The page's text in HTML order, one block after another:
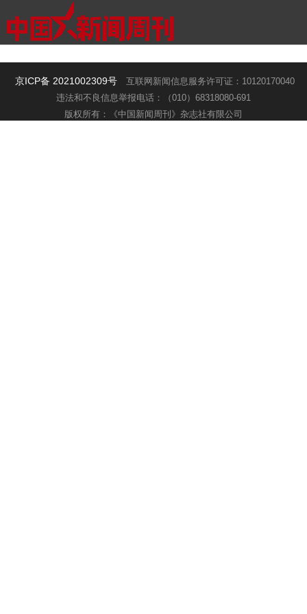
京ICP备 2021002309号 互联网新闻信息服务许可证：10120170040
违法和不良信息举报电话：（010）68318080-691
版权所有：《中国新闻周刊》杂志社有限公司